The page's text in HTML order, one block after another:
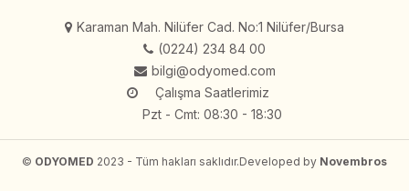
Karaman Mah. Nilüfer Cad. No:1 Nilüfer/Bursa
(0224) 234 84 00
bilgi@odyomed.com
Çalışma Saatlerimiz
Pzt - Cmt: 08:30 - 18:30
© ODYOMED 2023 - Tüm hakları saklıdır.Developed by Novembros